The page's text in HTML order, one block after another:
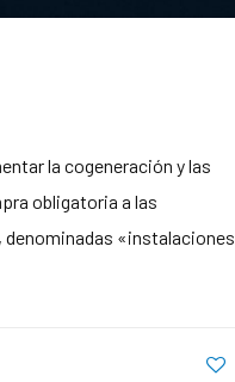
la cogeneración y las
obligatoria a las
denominadas «instalaciones